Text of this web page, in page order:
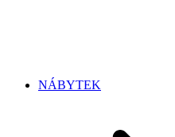
NÁBYTEK